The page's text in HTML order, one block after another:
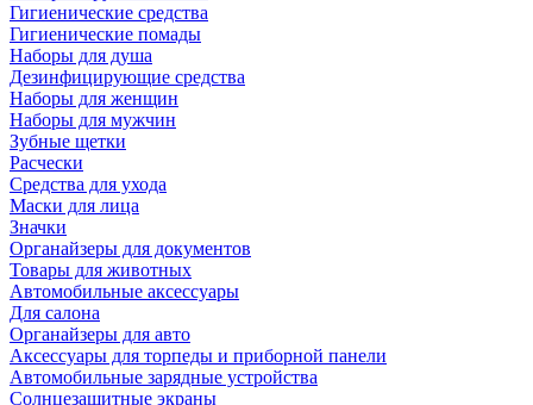
Гигиенические средства
Гигиенические помады
Наборы для душа
Дезинфицирующие средства
Наборы для женщин
Наборы для мужчин
Зубные щетки
Расчески
Средства для ухода
Маски для лица
Значки
Органайзеры для документов
Товары для животных
Автомобильные аксессуары
Для салона
Органайзеры для авто
Аксессуары для торпеды и приборной панели
Автомобильные зарядные устройства
Солнцезащитные экраны